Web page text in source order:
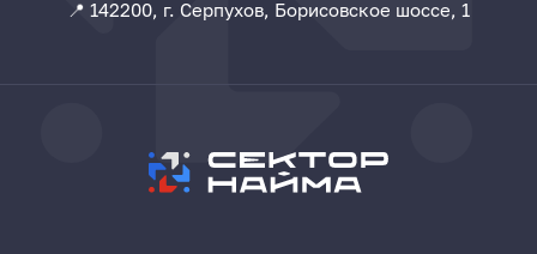
📍 142200, г. Серпухов, Борисовское шоссе, 1